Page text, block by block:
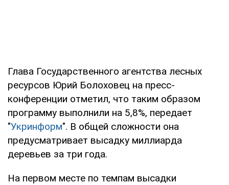
Глава Государственного агентства лесных
ресурсов Юрий Болоховец на пресс-
конференции отметил, что таким образом
программу выполнили на 5,8%, передает
"Укринформ". В общей сложности она
предусматривает высадку миллиарда
деревьев за три года.
На первом месте по темпам высадки